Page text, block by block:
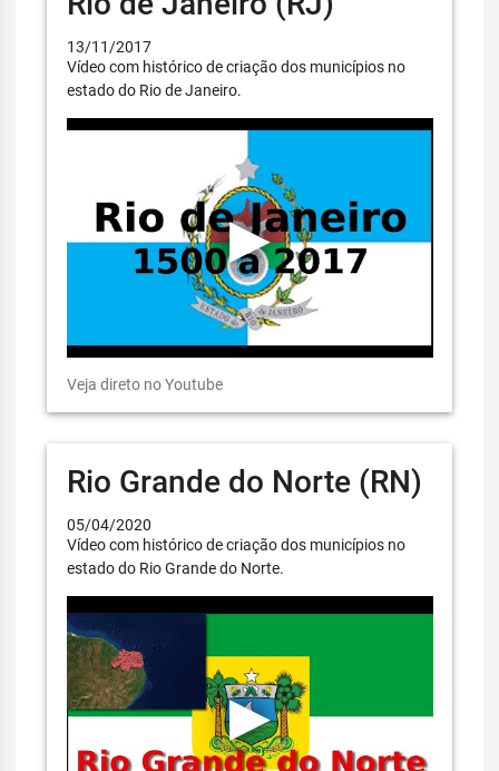
13/11/2017
Vídeo com histórico de criação dos municípios no
estado do Rio de Janeiro.
Veja direto no Youtube
Rio Grande do Norte (RN)
05/04/2020
Vídeo com histórico de criação dos municípios no
estado do Rio Grande do Norte.